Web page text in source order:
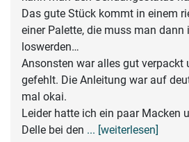
Das gute Stück kommt in einem
einer Palette, die muss man dann
loswerden…
Ansonsten war alles gut verpackt
gefehlt. Die Anleitung war auf
mal okai.
Leider hatte ich ein paar Macken
Delle bei den ... [weiterlesen]